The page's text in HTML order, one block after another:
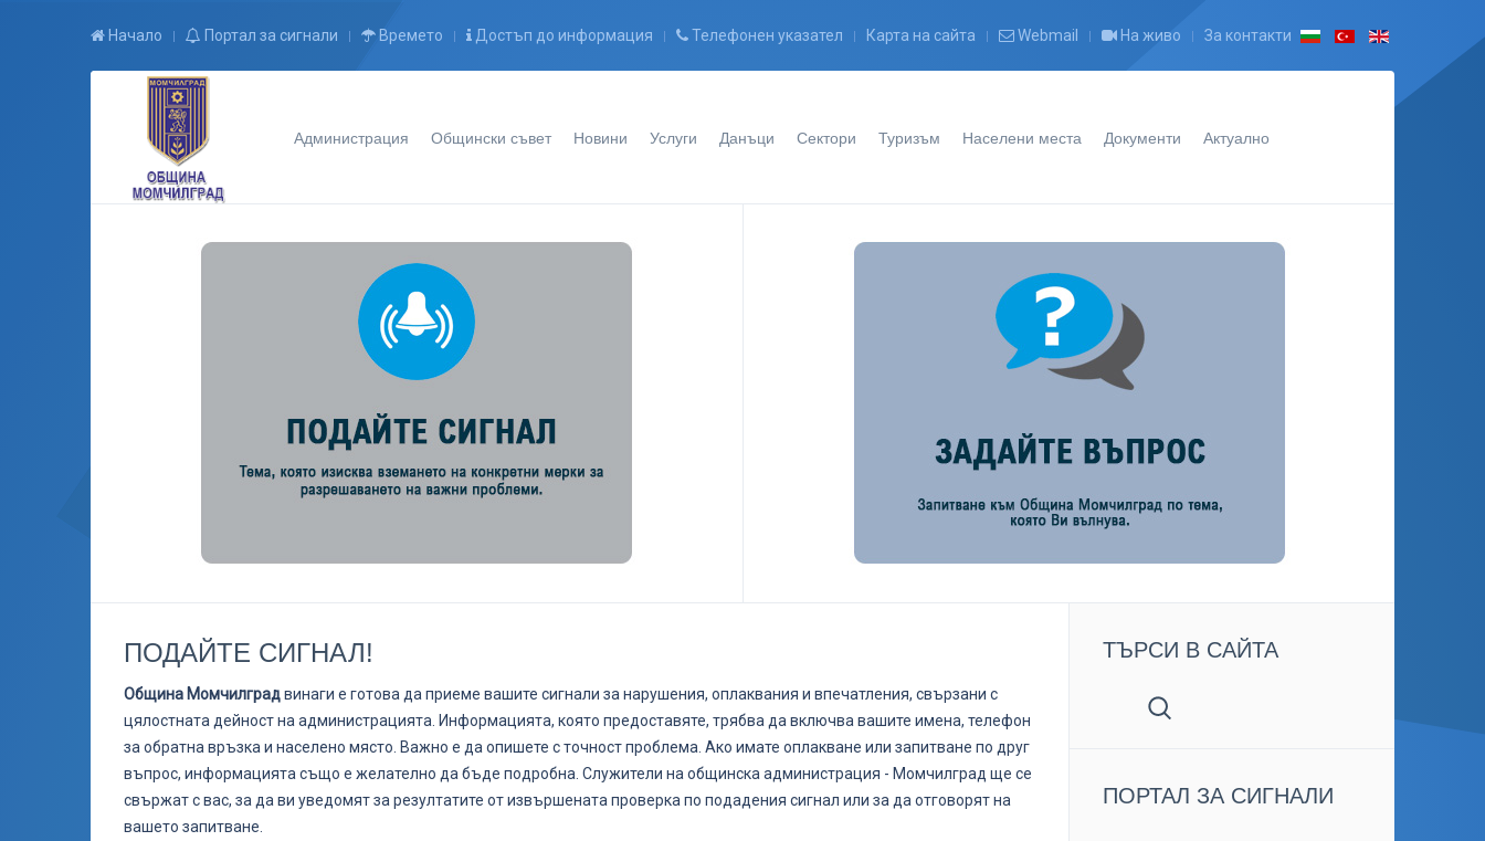
Начало Портал за сигнали Времето Достъп до информация Телефонен указател Карта на сайта Webmail На живо За контакти
Администрация Общински съвет Новини Услуги Данъци Сектори Туризъм Населени места Документи Актуално
ПОДАЙТЕ СИГНАЛ!
Община Момчилградвинаги е готова да приеме вашите сигнали за нарушения, оплаквания и впечатления, свързани с
цялостната дейност на администрацията. Информацията, която предоставяте, трябва да включва вашите имена, телефон
за обратна връзка и населено място. Важно е да опишете с точност проблема. Ако имате оплакване или запитване по друг
въпрос, информацията също е желателно да бъде подробна. Служители на общинска администрация - Момчилград ще се
свържат с вас, за да ви уведомят за резултатите от извършената проверка по подадения сигнал или за да отговорят на
вашето запитване.
ТЪРСИ В САЙТА
ПОРТАЛ ЗА СИГНАЛИ